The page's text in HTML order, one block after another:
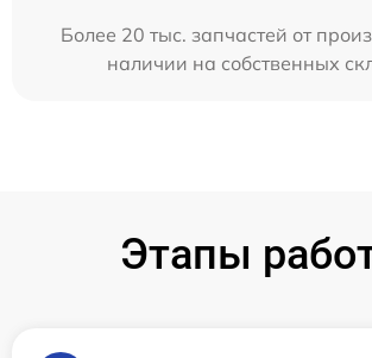
Более 20 тыс. запчастей от
наличии на собственных
Этапы